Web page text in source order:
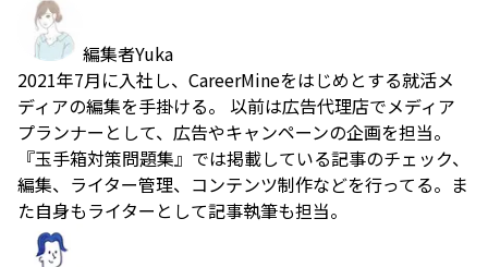
編集者Yuka
2021年7月に入社し、CareerMineをはじめとする就活メ
ディアの編集を手掛ける。 以前は広告代理店でメディア
プランナーとして、広告やキャンペーンの企画を担当。
『玉手箱対策問題集』では掲載している記事のチェック、
編集、ライター管理、コンテンツ制作などを行ってる。ま
た自身もライターとして記事執筆も担当。